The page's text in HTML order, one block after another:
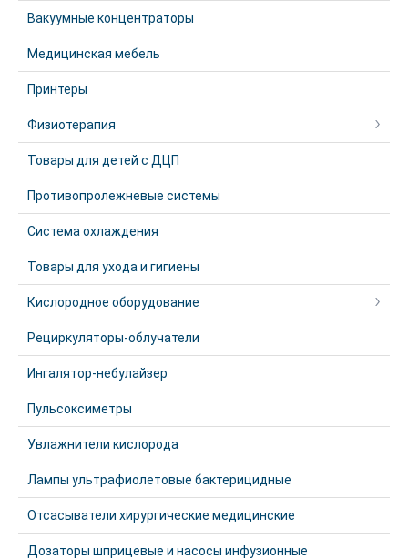
Вакуумные концентраторы
Медицинская мебель
Принтеры
Физиотерапия
Товары для детей с ДЦП
Противопролежневые системы
Система охлаждения
Товары для ухода и гигиены
Кислородное оборудование
Рециркуляторы-облучатели
Ингалятор-небулайзер
Пульсоксиметры
Увлажнители кислорода
Лампы ультрафиолетовые бактерицидные
Отсасыватели хирургические медицинские
Дозаторы шприцевые и насосы инфузионные